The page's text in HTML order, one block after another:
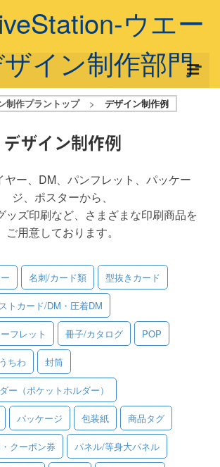
イン
正
ラスト作成
流れ
法について
ルについて
くあるご質問）
制作プラントップ > デザイン制作例
デザイン制作例
ヤー、DM、パンフレット、パッケー
ジ、ポスターから、
ッズ印刷など、さまざまな印刷商品を
ご用意しております。
名刺/カード類 型抜きカード
トカード/DM・圧着DM
フレット 冊子/カタログ POP
うちわ 封筒
ー（ポケットホルダー）
パッケージ 包装紙 商品タグ
クーポン券 パネル/等身大パネル